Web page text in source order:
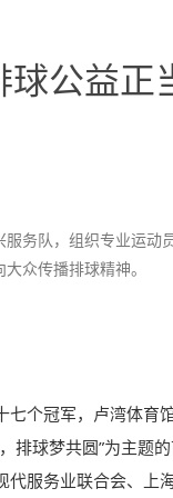
公益正
务队，组织专业运动
众传播排球精神。
个冠军，卢湾体育
球梦共圆”为主题
服务业联合会、上